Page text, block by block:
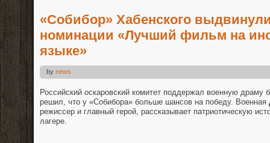
«Собибор» Хабенского
номинации «Лучший фильм на
языке»
by news
Российский оскаровский комитет поддержал военную драму
решил, что у «Собибора» больше шансов на победу. Военная
режиссер и главный герой, рассказывает патриотическую
лагере.